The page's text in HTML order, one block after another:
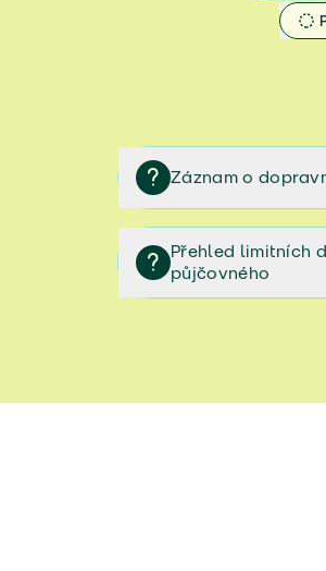
Záznam o
Záznam o dopravní
Přehled limitních
půjčovného